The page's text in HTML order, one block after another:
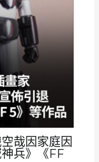
哉因家庭因
兵》《FF